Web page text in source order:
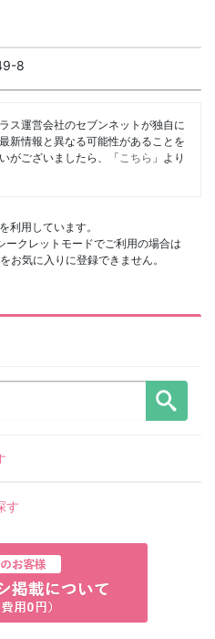
8
ス運営会社のセブンネットが独自に
新情報と異なる可能性があることを
がございましたら、「 こちら 」より
を利用しています。
ークレットモードでご利用の場合は
お気に入りに登録できません。
す